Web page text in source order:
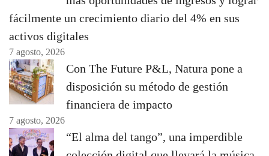
fácilmente un crecimiento diario del 4% en sus
activos digitales
7 agosto, 2026
Con The Future P&L, Natura pone a
disposición su método de gestión
financiera de impacto
7 agosto, 2026
“El alma del tango”, una imperdible